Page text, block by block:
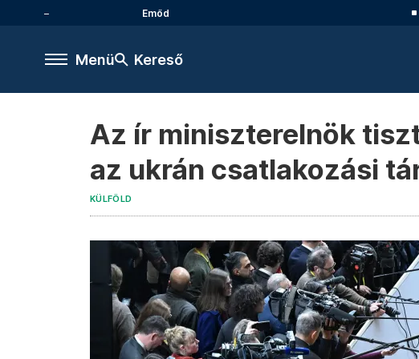
Emőd
Menü Kereső
Az ír miniszterelnök
az ukrán csatlakozási
KÜLFÖLD